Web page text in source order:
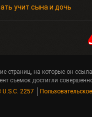
учит сына и дочь
страниц, на которые он
съемок достигли
2257